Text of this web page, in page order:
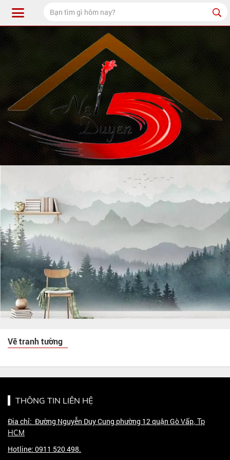
Vẽ tranh tường
THÔNG TIN LIÊN HỆ
Đia chỉ: Đường Nguyễn Duy Cung phường 12 quận Gò Vấp, Tp
HCM
Hotline: 0911 520 498.